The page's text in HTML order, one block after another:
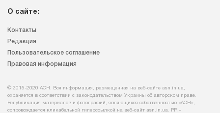
О сайте:
Контакты
Редакция
Пользовательское соглашение
Правовая информация
© 2015-2020 АСН. Вся информация, размещенная на веб-сайте asn.in.ua,
охраняется в соответствии с законодательством Украины об авторском праве.
Републикация материалов и фотографий, являющихся собственностью «АСН»,
сопровождается кликабельной гиперссылкой на веб-сайт asn.іn.ua. PR –